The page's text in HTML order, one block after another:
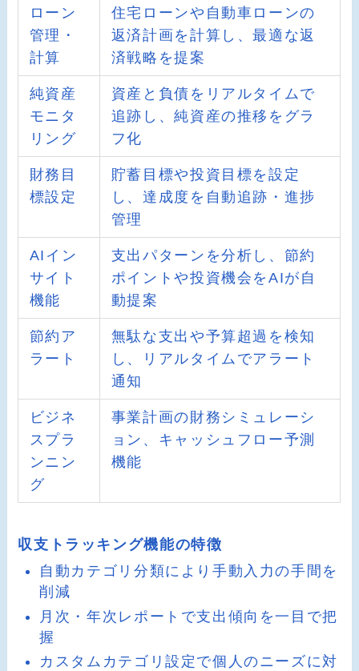
ローン
管理・
計算
住宅ローンや自動車ローンの
返済計画を計算し、最適な返
済戦略を提案
純資産
モニタ
リング
資産と負債をリアルタイムで
追跡し、純資産の推移をグラ
フ化
財務目
標設定
貯蓄目標や投資目標を設定
し、達成度を自動追跡・進捗
管理
AIイン
サイト
機能
支出パターンを分析し、節約
ポイントや投資機会をAIが自
動提案
節約ア
ラート
無駄な支出や予算超過を検知
し、リアルタイムでアラート
通知
ビジネ
スプラ
ンニン
グ
事業計画の財務シミュレーシ
ョン、キャッシュフロー予測
機能
収支トラッキング機能の特徴
自動カテゴリ分類により手動入力の手間を
削減
月次・年次レポートで支出傾向を一目で把
握
カスタムカテゴリ設定で個人のニーズに対